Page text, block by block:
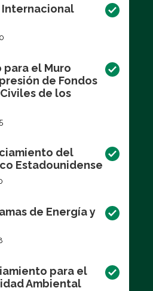
Internacional
el Muro
de Fondos
de los
del
Estadounidense
de Energía y
para el
Ambiental